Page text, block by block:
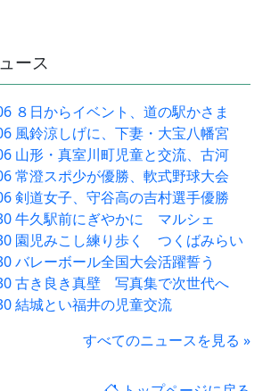
ース
８日からイベント、道の駅かさま
風鈴涼しげに、下妻・大宝八幡宮
山形・真室川町児童と交流、古河
常澄スポ少が優勝、軟式野球大会
剣道女子、守谷高の吉村選手優勝
牛久駅前にぎやかに マルシェ
園児みこし練り歩く つくばみらい
バレーボール全国大会活躍誓う
古き良き真壁 写真集で次世代へ
結城とい福井の児童交流
すべてのニュースを見る »